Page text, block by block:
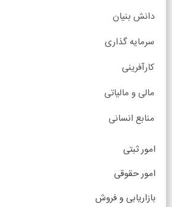
دانش بنیان
سرمایه گذاری
کارآفرینی
مالی و مالیاتی
منابع انسانی
امور ثبتی
امور حقوقی
بازاریابی و فروش